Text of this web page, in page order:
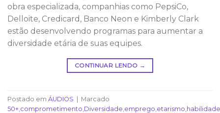
obra especializada, companhias como PepsiCo,
Delloite, Credicard, Banco Neon e Kimberly Clark
estão desenvolvendo programas para aumentar a
diversidade etária de suas equipes.
CONTINUAR LENDO →
Postado em ÁUDIOS
Marcado
50+ comprometimento Diversidade emprego etarismo